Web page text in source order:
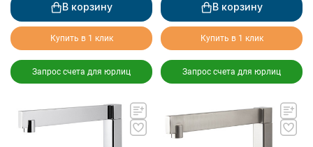
В корзину
Купить в 1 клик
Запрос счета для юрлиц
В корзину
Купить в 1 клик
Запрос счета для юрлиц